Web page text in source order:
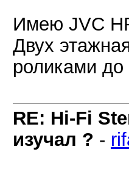
Имею JVC
Двух
роликами
RE: Hi-Fi
изучал ? -